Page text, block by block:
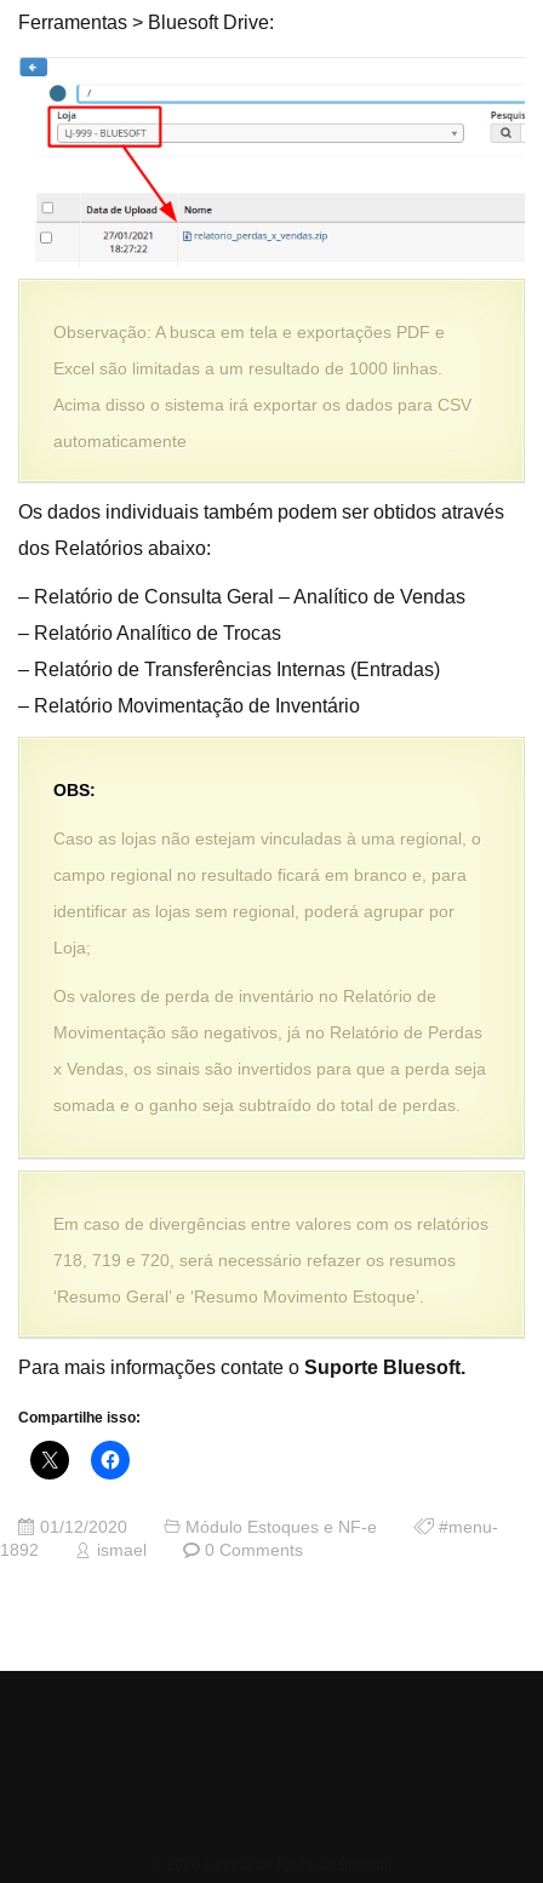
Ferramentas > Bluesoft Drive:
Observação: A busca em tela e exportações PDF e
Excel são limitadas a um resultado de 1000 linhas.
Acima disso o sistema irá exportar os dados para CSV
automaticamente
Os dados individuais também podem ser obtidos através
dos Relatórios abaixo:
– Relatório de Consulta Geral – Analítico de Vendas
– Relatório Analítico de Trocas
– Relatório de Transferências Internas (Entradas)
– Relatório Movimentação de Inventário
OBS:
Caso as lojas não estejam vinculadas à uma regional, o
campo regional no resultado ficará em branco e, para
identificar as lojas sem regional, poderá agrupar por
Loja;
Os valores de perda de inventário no Relatório de
Movimentação são negativos, já no Relatório de Perdas
x Vendas, os sinais são invertidos para que a perda seja
somada e o ganho seja subtraído do total de perdas.
Em caso de divergências entre valores com os relatórios
718, 719 e 720, será necessário refazer os resumos
‘Resumo Geral’ e ‘Resumo Movimento Estoque’.
Para mais informações contate o Suporte Bluesoft.
Compartilhe isso:
01/12/2020 Módulo Estoques e NF-e
#menu-
1892
ismael 0 Comments